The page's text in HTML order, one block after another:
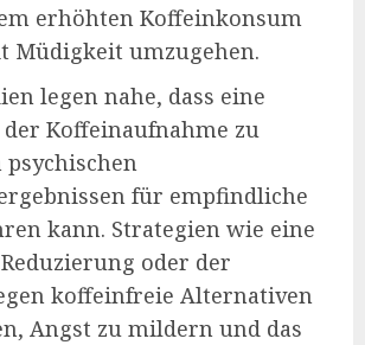
erhöhten Koffeinkonsum
Müdigkeit umzugehen.
legen nahe, dass eine
Koffeinaufnahme zu
für empfindliche
kann. Strategien wie eine
oder der
koffeinfreie Alternativen
Angst zu mildern und das